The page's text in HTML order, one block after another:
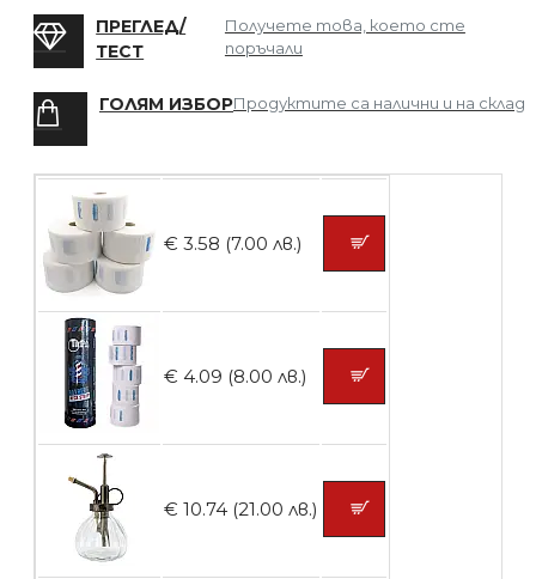
Четка за боядисване
броя
ПРЕГЛЕД/
ТЕСТ
Получете това, което сте
поръчали
ГОЛЯМ ИЗБОРПродуктите са налични и на склад
€ 3.58 (7.00 лв.)
€ 4.09 (8.00 лв.)
€ 10.74 (21.00 лв.)